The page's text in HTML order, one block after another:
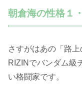
朝倉海の性格１
さすがはあの「路
RIZINでバンダム級
い格闘家です。